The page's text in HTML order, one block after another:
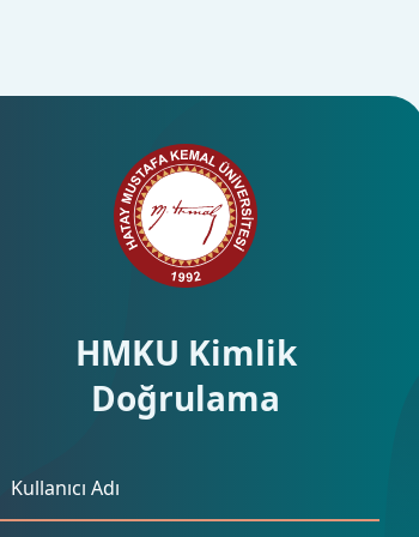
HMKU Kimlik
Doğrulama